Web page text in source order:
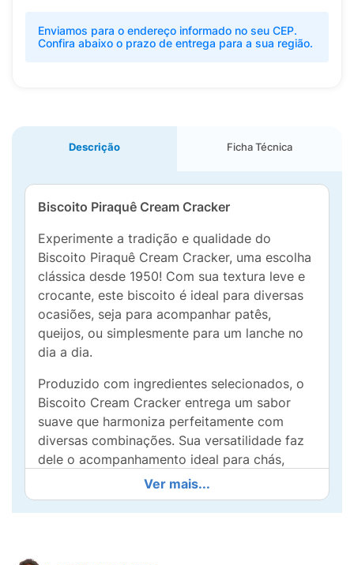
Enviamos para o endereço informado no seu CEP.
Confira abaixo o prazo de entrega para a sua região.
Descrição Ficha Técnica
Biscoito Piraquê Cream Cracker
Experimente a tradição e qualidade do
Biscoito Piraquê Cream Cracker, uma escolha
clássica desde 1950! Com sua textura leve e
crocante, este biscoito é ideal para diversas
ocasiões, seja para acompanhar patês,
queijos, ou simplesmente para um lanche no
dia a dia.
Produzido com ingredientes selecionados, o
Biscoito Cream Cracker entrega um sabor
suave que harmoniza perfeitamente com
diversas combinações. Sua versatilidade faz
dele o acompanhamento ideal para chás,
sopas ou para compor uma tábua de frios.
Embalado para preservar a frescura e
Ver mais...